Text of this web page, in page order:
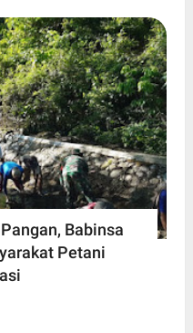
Babinsa
Petani